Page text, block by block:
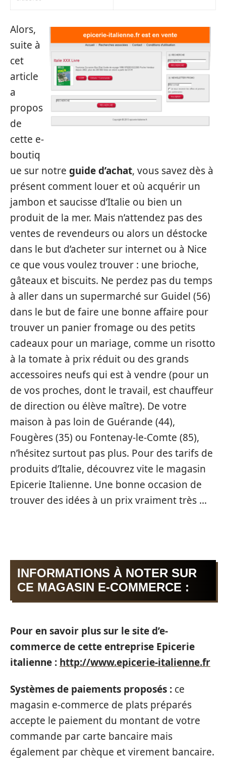
Alors,
suite à
cet
article
a
propos
de
cette e-
boutiq
ue sur notre guide d’achat, vous savez dès à
présent comment louer et où acquérir un
jambon et saucisse d’Italie ou bien un
produit de la mer. Mais n’attendez pas des
ventes de revendeurs ou alors un déstocke
dans le but d’acheter sur internet ou à Nice
ce que vous voulez trouver : une brioche,
gâteaux et biscuits. Ne perdez pas du temps
à aller dans un supermarché sur Guidel (56)
dans le but de faire une bonne affaire pour
trouver un panier fromage ou des petits
cadeaux pour un mariage, comme un risotto
à la tomate à prix réduit ou des grands
accessoires neufs qui est à vendre (pour un
de vos proches, dont le travail, est chauffeur
de direction ou élève maître). De votre
maison à pas loin de Guérande (44),
Fougères (35) ou Fontenay-le-Comte (85),
n’hésitez surtout pas plus. Pour des tarifs de
produits d’Italie, découvrez vite le magasin
Epicerie Italienne. Une bonne occasion de
trouver des idées à un prix vraiment très …
INFORMATIONS À NOTER SUR
CE MAGASIN E-COMMERCE :
Pour en savoir plus sur le site d’e-
commerce de cette entreprise Epicerie
italienne : http://www.epicerie-italienne.fr
Systèmes de paiements proposés : ce
magasin e-commerce de plats préparés
accepte le paiement du montant de votre
commande par carte bancaire mais
également par chèque et virement bancaire.